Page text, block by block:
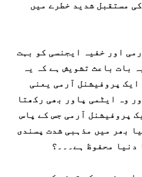
مستقبل شدید خطرے میں
اور خفیہ ایجنسی کو بہت
بات باعث تشویش ہے کہ یہ
پروفیشنل آرمی یعنی
وہ ایٹمی پاور بھی رکھتا
پروفیشنل آرمی جس کے پاس
بھر میں مذہبی شدت پسندی
دنیا محفوظ ہے۔۔۔؟